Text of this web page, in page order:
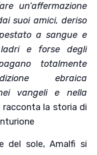
un’affermazione
suoi amici, deriso
a sangue e
e forse degli
totalmente
ebraica
vangeli e nella
la storia di
del sole, Amalfi si